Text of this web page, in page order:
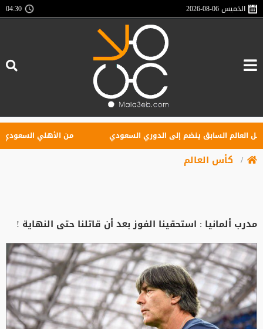
الخميس2026-08-06
04:30
السابق ينضم إلى الدوري السعودي من الأهلي السعودي
كأس العالم
مدرب ألمانيا : استحقينا الفوز بعد أن قاتلنا حتى النهاية !